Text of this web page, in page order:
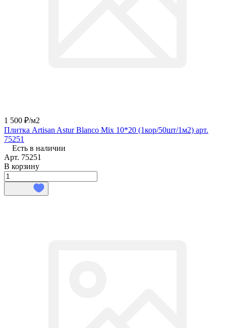
1 500 ₽/м2
Плитка Artisan Astur Blanco Mix 10*20 (1кор/50шт/1м2) арт.
75251
Есть в наличии
Арт. 75251
В корзину